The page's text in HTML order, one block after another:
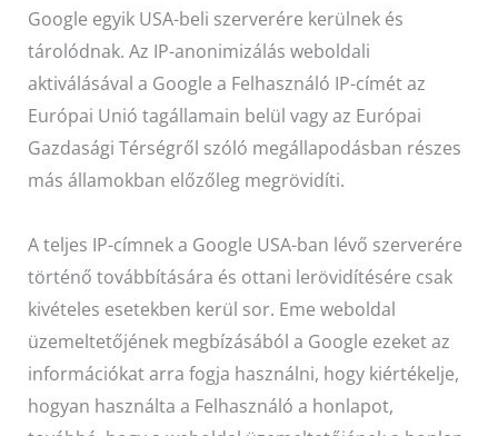
Google egyik USA-beli szerverére kerülnek és
tárolódnak. Az IP-anonimizálás weboldali
aktiválásával a Google a Felhasználó IP-címét az
Európai Unió tagállamain belül vagy az Európai
Gazdasági Térségről szóló megállapodásban részes
más államokban előzőleg megrövidíti.
A teljes IP-címnek a Google USA-ban lévő szerverére
történő továbbítására és ottani lerövidítésére csak
kivételes esetekben kerül sor. Eme weboldal
üzemeltetőjének megbízásából a Google ezeket az
információkat arra fogja használni, hogy kiértékelje,
hogyan használta a Felhasználó a honlapot,